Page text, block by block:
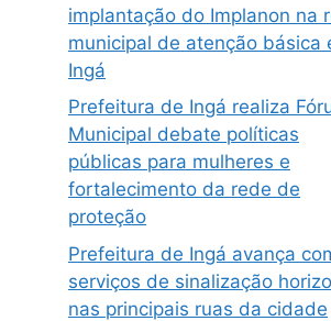
implantação do Implanon na
municipal de atenção básica
Ingá
Prefeitura de Ingá realiza
Municipal debate políticas
públicas para mulheres e
fortalecimento da rede de
proteção
Prefeitura de Ingá avança
serviços de sinalização
nas principais ruas da cidade